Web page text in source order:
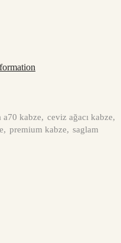
a70 kabze, ceviz ağacı kabze,
, premium kabze, saglam